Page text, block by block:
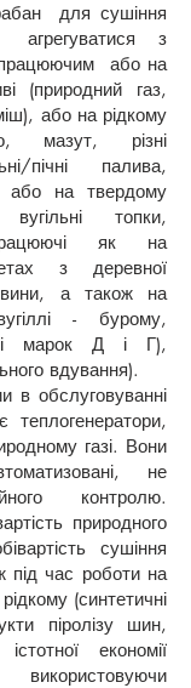
для сушіння
з
або на
(природний газ,
або на рідкому
мазут, різні
пічні палива,
або на твердому
топки,
як на
з деревної
а також на
- бурому,
марок Д і Г),
вдування).
обслуговуванні
теплогенератори,
газі. Вони
не
контролю.
природного
сушіння
під час роботи на
(синтетичні
піролізу шин,
економії